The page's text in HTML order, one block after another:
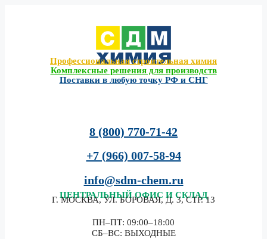
Профессиональная строительная химия
Комплексные решения для производств
Поставки в любую точку РФ и СНГ
8 (800) 770-71-42
+7 (966) 007-58-94
info@sdm-chem.ru
ЦЕНТРАЛЬНЫЙ ОФИС И СКЛАД
Г. МОСКВА, УЛ. БОРОВАЯ, Д. 3, СТР. 13
ПН–ПТ: 09:00–18:00
СБ–ВС: ВЫХОДНЫЕ